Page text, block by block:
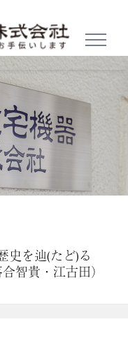
史を辿(たど)る
智貴・江古田）